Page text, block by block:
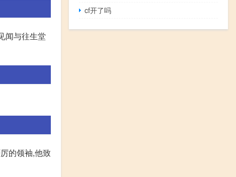
闻与往生堂
的领袖,他致
cf开了吗